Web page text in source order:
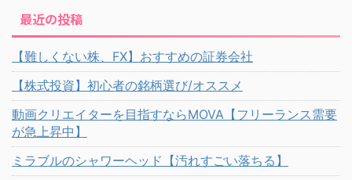
最近の投稿
【難しくない株、FX】おすすめの証券会社
【株式投資】初心者の銘柄選び/オススメ
動画クリエイターを目指すならMOVA【フリーランス需要
が急上昇中】
ミラブルのシャワーヘッド【汚れすごい落ちる】